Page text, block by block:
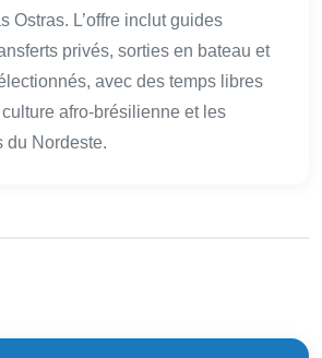
Ostras. L’offre inclut guides
privés, sorties en bateau et
avec des temps libres
afro-brésilienne et les
du Nordeste.